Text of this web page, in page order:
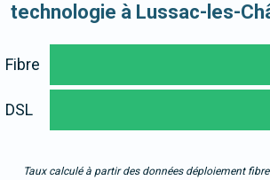
technologie à Lussac-les-
Fibre
DSL
Taux calculé à partir des données déploiement fibre